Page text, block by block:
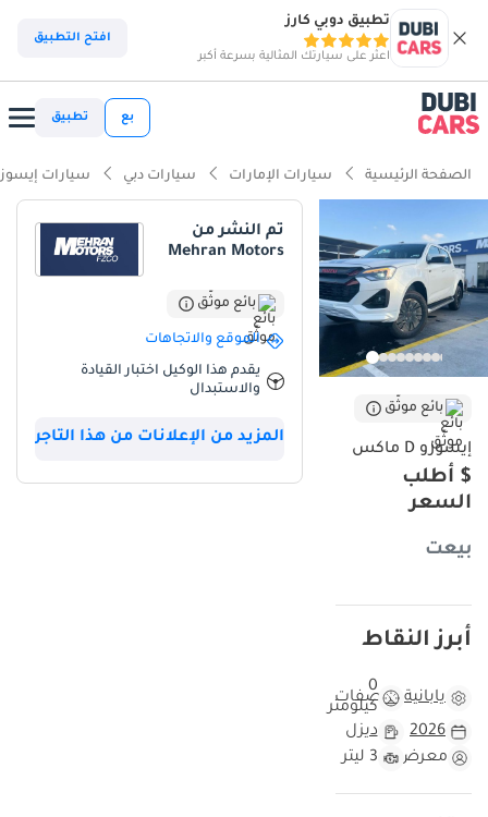
تطبيق دوبي كارز
اعثر على سيارتك المثالية بسرعة أكبر
افتح التطبيق
بع تطبيق
الصفحة الرئيسية سيارات الإمارات سيارات دبي سيارات
بائع موثّق
إيسوزو D ماكس
$ أطلب
السعر
بيعت
أبرز النقاط
يابانية مواصفات
0
كيلومتر
2026
ديزل
معرض
3 ليتر
تم النشر من
Mehran Motors
بائع موثّق
الموقع والاتجاهات
يقدم هذا الوكيل اختبار القيادة
والاستبدال
المزيد من الإعلانات من هذا التاجر